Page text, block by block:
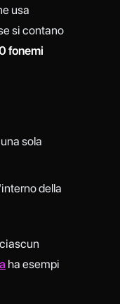
usa
si contano
fonemi
sola
della
ha esempi